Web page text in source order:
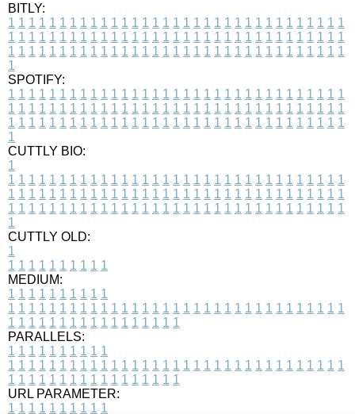
BITLY:
1 1 1 1 1 1 1 1 1 1 1 1 1 1 1 1 1 1 1 1 1 1 1 1 1 1 1 1 1 1 1 1 1
1 1 1 1 1 1 1 1 1 1 1 1 1 1 1 1 1 1 1 1 1 1 1 1 1 1 1 1 1 1 1 1 1
1 1 1 1 1 1 1 1 1 1 1 1 1 1 1 1 1 1 1 1 1 1 1 1 1 1 1 1 1 1 1 1 1
1
SPOTIFY:
1 1 1 1 1 1 1 1 1 1 1 1 1 1 1 1 1 1 1 1 1 1 1 1 1 1 1 1 1 1 1 1 1
1 1 1 1 1 1 1 1 1 1 1 1 1 1 1 1 1 1 1 1 1 1 1 1 1 1 1 1 1 1 1 1 1
1 1 1 1 1 1 1 1 1 1 1 1 1 1 1 1 1 1 1 1 1 1 1 1 1 1 1 1 1 1 1 1 1
1
CUTTLY BIO:
1
1 1 1 1 1 1 1 1 1 1 1 1 1 1 1 1 1 1 1 1 1 1 1 1 1 1 1 1 1 1 1 1 1
1 1 1 1 1 1 1 1 1 1 1 1 1 1 1 1 1 1 1 1 1 1 1 1 1 1 1 1 1 1 1 1 1
1 1 1 1 1 1 1 1 1 1 1 1 1 1 1 1 1 1 1 1 1 1 1 1 1 1 1 1 1 1 1 1 1
1
CUTTLY OLD:
1
1 1 1 1 1 1 1 1 1 1
MEDIUM:
1 1 1 1 1 1 1 1 1 1
1 1 1 1 1 1 1 1 1 1 1 1 1 1 1 1 1 1 1 1 1 1 1 1 1 1 1 1 1 1 1 1 1
1 1 1 1 1 1 1 1 1 1 1 1 1 1 1 1 1
PARALLELS:
1 1 1 1 1 1 1 1 1 1
1 1 1 1 1 1 1 1 1 1 1 1 1 1 1 1 1 1 1 1 1 1 1 1 1 1 1 1 1 1 1 1 1
1 1 1 1 1 1 1 1 1 1 1 1 1 1 1 1 1
URL PARAMETER:
1 1 1 1 1 1 1 1 1 1